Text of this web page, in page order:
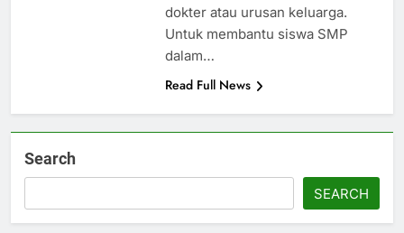
dokter atau urusan keluarga.
Untuk membantu siswa SMP
dalam…
Read Full News
Search
SEARCH